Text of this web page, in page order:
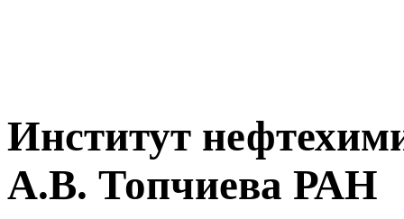
Институт
А.В. Топчиева РАН